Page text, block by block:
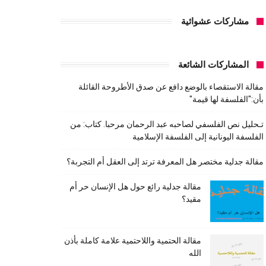
مشاركات عشوائية
المشاركات الشائعة
مقالة الاستقصاء بالوضع دافع عن صدق الأطروحة القائلة
بأن:"الفلسفة لها قيمة"
تـحليل نص الفلسفي لصاحبه عبد الرحمان مرحبا. كتاب: من
الفلسفة اليونانية إلى الفلسفة الإسلامية
مقالة جدلية مختصر هل المعرفة ترتد إلى العقل أم التجربة؟
مقالة جدلية رائع حول هل الإنسان حر أم
مقيد؟
مقالة الحتمية واللاحتمية علامة كاملة بأذن
الله